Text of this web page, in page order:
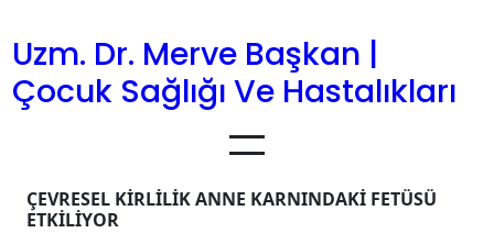
Uzm. Dr. Merve Başkan |
Çocuk Sağlığı Ve Hastalıkları
ÇEVRESEL KİRLİLİK ANNE KARNINDAKİ FETÜSÜ
ETKİLİYOR